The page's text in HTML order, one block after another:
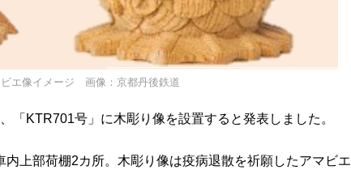
エ像イメージ 画像：京都丹後鉄道
「KTR701号」に木彫り像を設置すると発表しました。
上部荷棚2カ所。木彫り像は疫病退散を祈願したアマビエ